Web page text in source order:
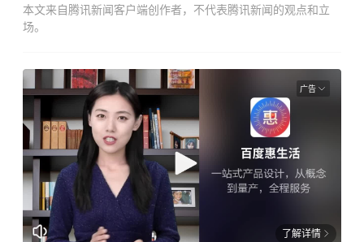
本文来自腾讯新闻客户端创作者，不代表腾讯新闻的观点和立
场。
广告
了解详情